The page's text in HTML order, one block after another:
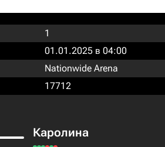
1
01.01.2025 в 04:00
Nationwide Arena
17712
Каролина